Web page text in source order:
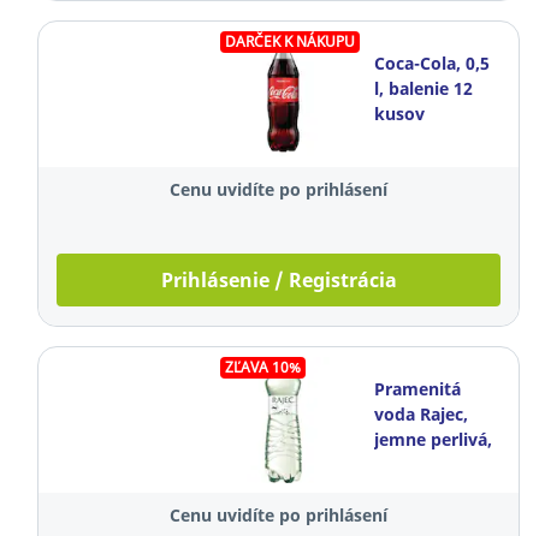
DARČEK K NÁKUPU
Coca-Cola, 0,5
l, balenie 12
kusov
Cenu uvidíte po prihlásení
Prihlásenie / Registrácia
ZĽAVA 10%
Pramenitá
voda Rajec,
jemne perlivá,
Cenu uvidíte po prihlásení